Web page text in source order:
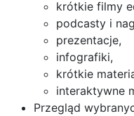
krótkie filmy
podcasty i
prezentacje,
infografiki,
krótkie
interaktywne
Przegląd